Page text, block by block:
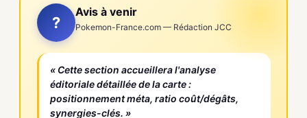
?
Avis à venir
Pokemon-France.com — Rédaction JCC
« Cette section accueillera l'analyse
éditoriale détaillée de la carte :
positionnement méta, ratio coût/dégâts,
synergies-clés. »